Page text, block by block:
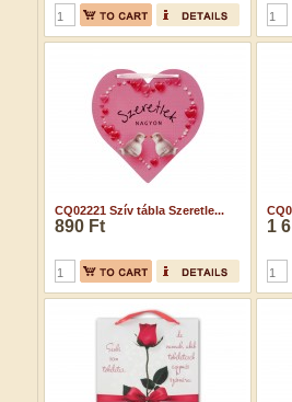
CQ02221 Szív tábla Szeretle...
890 Ft 1